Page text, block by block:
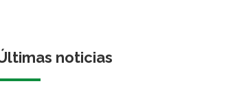
noticias